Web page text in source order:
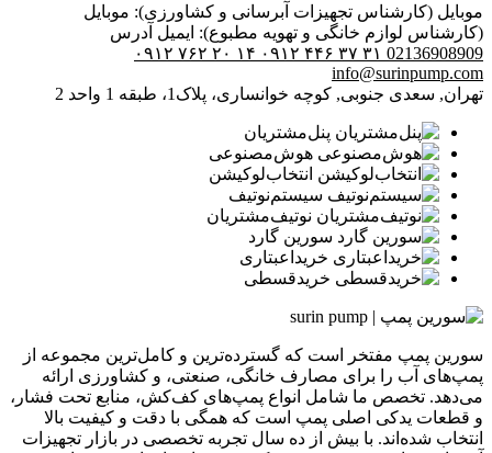
موبایل (کارشناس تجهیزات آبرسانی و کشاورزی): موبایل
(کارشناس لوازم خانگی و تهویه مطبوع): ایمیل آدرس
02136908909 ۰۹۱۲ ۴۴۶ ۳۷ ۳۱ ۰۹۱۲ ۷۶۲ ۲۰ ۱۴
info@surinpump.com
تهران, سعدی جنوبی, کوچه خوانساری، پلاک1، طبقه 1 واحد 2
پنل‌مشتریان
هوش‌مصنوعی
انتخاب‌لوکیشن
سیستم‌نوتیف
نوتیف‌مشتریان
سورین گارد
خرید‌اعبتاری
خرید‌قسطی
سورین پمپ مفتخر است که گسترده‌ترین و کامل‌ترین مجموعه از
پمپ‌های آب را برای مصارف خانگی، صنعتی، و کشاورزی ارائه
می‌دهد. تخصص ما شامل انواع پمپ‌های کف‌کش، منابع تحت فشار،
و قطعات یدکی اصلی پمپ است که همگی با دقت و کیفیت بالا
انتخاب شده‌اند. با بیش از ده سال تجربه تخصصی در بازار تجهیزات